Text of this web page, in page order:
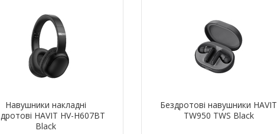
Навушники накладні
HAVIT HV-H607BT
Black
Бездротові навушники HAVIT
TW950 TWS Black